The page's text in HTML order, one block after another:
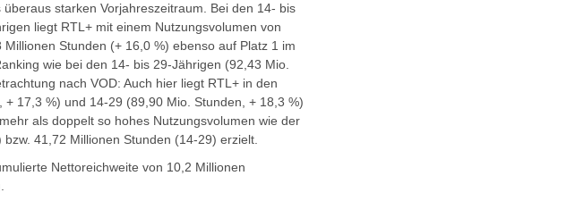
überaus starken Vorjahreszeitraum. Bei den 14- bis
liegt RTL+ mit einem Nutzungsvolumen von
Millionen Stunden (+ 16,0 %) ebenso auf Platz 1 im
wie bei den 14- bis 29-Jährigen (92,43 Mio.
nach VOD: Auch hier liegt RTL+ in den
17,3 %) und 14-29 (89,90 Mio. Stunden, + 18,3 %)
als doppelt so hohes Nutzungsvolumen wie der
41,72 Millionen Stunden (14-29) erzielt.
Nettoreichweite von 10,2 Millionen